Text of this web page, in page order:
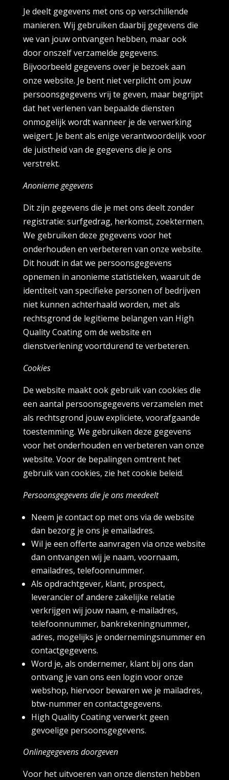
Je deelt gegevens met ons op verschillende
manieren. Wij gebruiken daarbij gegevens die
we van jouw ontvangen hebben, maar ook
door onszelf verzamelde gegevens.
Bijvoorbeeld gegevens over je bezoek aan
onze website. Je bent niet verplicht om jouw
persoonsgegevens vrij te geven, maar begrijpt
dat het verlenen van bepaalde diensten
onmogelijk wordt wanneer je de verwerking
weigert. Je bent als enige verantwoordelijk voor
de juistheid van de gegevens die je ons
verstrekt.
Anonieme gegevens
Dit zijn gegevens die je met ons deelt zonder
registratie: surfgedrag, herkomst, zoektermen.
We gebruiken deze gegevens voor het
onderhouden en verbeteren van onze website.
Dit houdt in dat we persoonsgegevens
opnemen in anonieme statistieken, waaruit de
identiteit van specifieke personen of bedrijven
niet kunnen achterhaald worden, met als
rechtsgrond de legitieme belangen van High
Quality Coating om de website en
dienstverlening voortdurend te verbeteren.
Cookies
De website maakt ook gebruik van cookies die
een aantal persoonsgegevens verzamelen met
als rechtsgrond jouw expliciete, voorafgaande
toestemming. We gebruiken deze gegevens
voor het onderhouden en verbeteren van onze
website. Voor de bepalingen omtrent het
gebruik van cookies, zie het cookie beleid.
Persoonsgegevens die je ons meedeelt
Neem je contact op met ons via de website
dan bezorg je ons je emailadres.
Wil je een offerte aanvragen via onze website
dan ontvangen wij je naam, voornaam,
emailadres, telefoonnummer.
Als opdrachtgever, klant, prospect,
leverancier of andere zakelijke relatie
verkrijgen wij jouw naam, e-mailadres,
telefoonnummer, bankrekeningnummer,
adres, mogelijks je ondernemingsnummer en
contactgegevens.
Word je, als ondernemer, klant bij ons dan
ontvang je van ons een login voor onze
webshop, hiervoor bewaren we je mailadres,
btw-nummer en contactgegevens.
High Quality Coating verwerkt geen
gevoelige persoonsgegevens.
Onlinegegevens doorgeven
Voor het uitvoeren van onze diensten hebben